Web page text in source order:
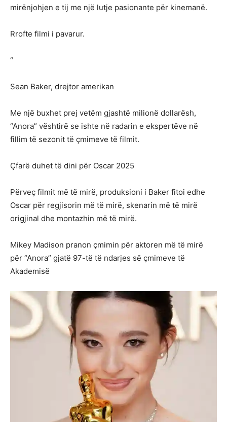
mirënjohjen e tij me një lutje pasionante për kinemanë.
Rrofte filmi i pavarur.
“
Sean Baker, drejtor amerikan
Me një buxhet prej vetëm gjashtë milionë dollarësh,
“Anora” vështirë se ishte në radarin e ekspertëve në
fillim të sezonit të çmimeve të filmit.
Çfarë duhet të dini për Oscar 2025
Përveç filmit më të mirë, produksioni i Baker fitoi edhe
Oscar për regjisorin më të mirë, skenarin më të mirë
origjinal dhe montazhin më të mirë.
Mikey Madison pranon çmimin për aktoren më të mirë
për “Anora” gjatë 97-të të ndarjes së çmimeve të
Akademisë